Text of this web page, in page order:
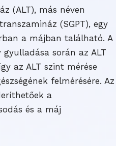
(ALT), más néven
(SGPT), egy
a májban található. A
során az ALT
az ALT szint mérése
felmérésére. Az
a
és a máj